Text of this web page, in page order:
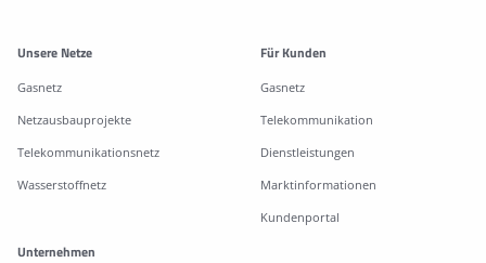
Weitere Informationen
Unsere Netze
Gasnetz
Netzausbauprojekte
Telekommunikationsnetz
Wasserstoffnetz
Für Kunden
Gasnetz
Telekommunikation
Dienstleistungen
Marktinformationen
Kundenportal
Unternehmen